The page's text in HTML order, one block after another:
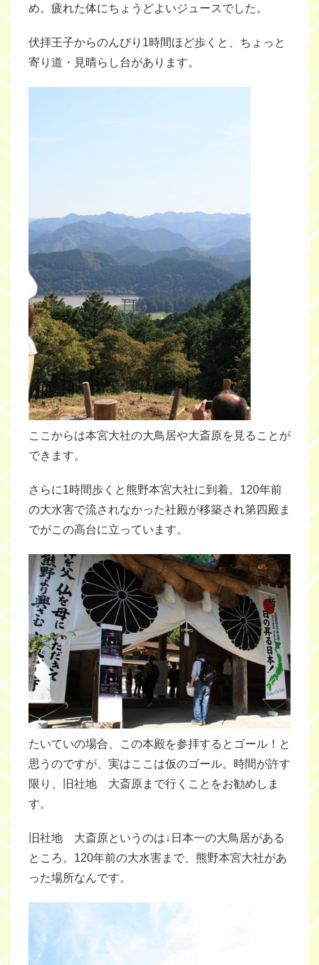
め。疲れた体にちょうどよいジュースでした。
伏拝王子からのんびり1時間ほど歩くと、ちょっと
寄り道・見晴らし台があります。
ここからは本宮大社の大鳥居や大斎原を見ることが
できます。
さらに1時間歩くと熊野本宮大社に到着。120年前
の大水害で流されなかった社殿が移築され第四殿ま
でがこの高台に立っています。
たいていの場合、この本殿を参拝するとゴール！と
思うのですが、実はここは仮のゴール。時間が許す
限り、旧社地 大斎原まで行くことをお勧めしま
す。
旧社地 大斎原というのは↓日本一の大鳥居がある
ところ。120年前の大水害まで、熊野本宮大社があ
った場所なんです。